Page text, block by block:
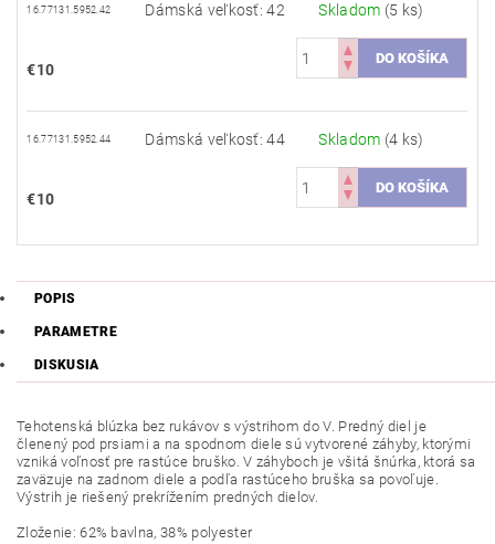
16.77131.5952.42 Dámská veľkosť: 42 Skladom (5 ks)
€10
16.77131.5952.44 Dámská veľkosť: 44 Skladom (4 ks)
€10
POPIS
PARAMETRE
DISKUSIA
Tehotenská blúzka bez rukávov s výstrihom do V. Predný diel je
členený pod prsiami a na spodnom diele sú vytvorené záhyby, ktorými
vzniká voľnosť pre rastúce bruško. V záhyboch je všitá šnúrka, ktorá sa
zaväzuje na zadnom diele a podľa rastúceho bruška sa povoľuje.
Výstrih je riešený prekrížením predných dielov.
Zloženie: 62% bavlna, 38% polyester